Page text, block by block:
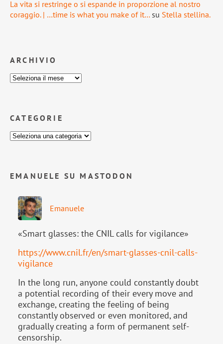
La vita si restringe o si espande in proporzione al nostro
coraggio. | …time is what you make of it… su Stella stellina.
ARCHIVIO
CATEGORIE
EMANUELE SU MASTODON
Emanuele
«Smart glasses: the CNIL calls for vigilance»
https://www.cnil.fr/en/smart-glasses-cnil-calls-
vigilance
In the long run, anyone could constantly doubt
a potential recording of their every move and
exchange, creating the feeling of being
constantly observed or even monitored, and
gradually creating a form of permanent self-
censorship.